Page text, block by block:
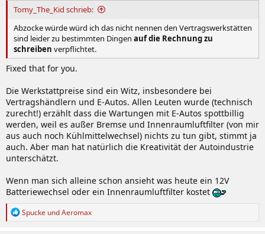
Tomy_The_Kid schrieb:
Abzocke würde würd ich das nicht nennen den Vertragswerkstätten
sind leider zu bestimmten Dingen auf die Rechnung zu
schreiben verpflichtet.
Fixed that for you.
Die Werkstattpreise sind ein Witz, insbesondere bei
Vertragshändlern und E-Autos. Allen Leuten wurde (technisch
zurecht!) erzählt dass die Wartungen mit E-Autos spottbillig
werden, weil es außer Bremse und Innenraumluftfilter (von mir
aus auch noch Kühlmittelwechsel) nichts zu tun gibt, stimmt ja
auch. Aber man hat natürlich die Kreativität der Autoindustrie
unterschätzt.
Wenn man sich alleine schon ansieht was heute ein 12V
Batteriewechsel oder ein Innenraumluftfilter kostet
R
Spucke undAeromax